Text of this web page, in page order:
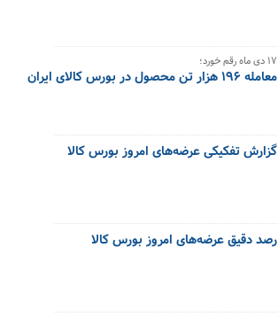
۱۷ دی ماه رقم خورد؛
معامله ۱۹۶ هزار تن محصول در بورس کالای ایران
گزارش تفکیکی عرضه‌های امروز بورس کالا
رصد دقیق عرضه‌های امروز بورس کالا